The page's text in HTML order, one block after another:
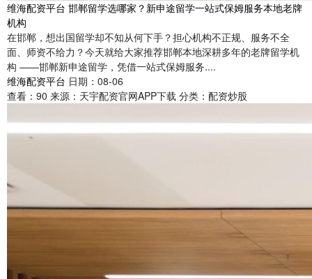
维海配资平台 邯郸留学选哪家？新申途留学一站式保姆服务本地老牌
机构
在邯郸，想出国留学却不知从何下手？担心机构不正规、服务不全
面、师资不给力？今天就给大家推荐邯郸本地深耕多年的老牌留学机
构 ——邯郸新申途留学，凭借一站式保姆服务....
维海配资平台 日期：08-06
查看： 90 来源： 天宇配资官网APP下载 分类： 配资炒股